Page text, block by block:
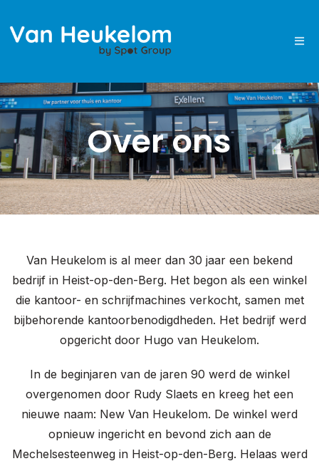
Over ons
Van Heukelom is al meer dan 30 jaar een bekend
bedrijf in Heist-op-den-Berg. Het begon als een winkel
die kantoor- en schrijfmachines verkocht, samen met
bijbehorende kantoorbenodigdheden. Het bedrijf werd
opgericht door Hugo van Heukelom.
In de beginjaren van de jaren 90 werd de winkel
overgenomen door Rudy Slaets en kreeg het een
nieuwe naam: New Van Heukelom. De winkel werd
opnieuw ingericht en bevond zich aan de
Mechelsesteenweg in Heist-op-den-Berg. Helaas werd